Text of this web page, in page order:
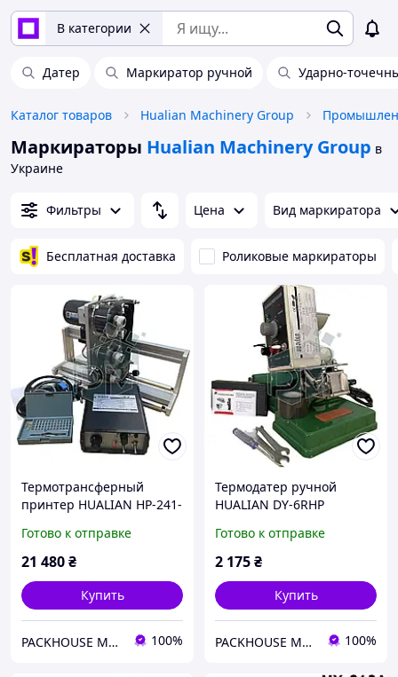
В категории
Датер Маркиратор ручной Ударно-
Каталог товаров Hualian Machinery Group
Маркираторы Hualian Machinery Group в
Украине
Фильтры Цена Вид маркиратора
Бесплатная доставка Роликовые маркираторы
Термотрансферный
принтер HUALIAN HP-241-
термоленты)
Готово к отправке
21 480₴
Купить
PACKHOUSE MACHINERY 100%
Термодатер ручной
HUALIAN DY-6RHP
Готово к отправке
2 175₴
Купить
PACKHOUSE MACHINERY 100%